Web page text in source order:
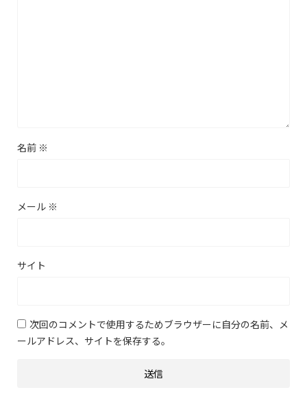
名前 ※
メール ※
サイト
次回のコメントで使用するためブラウザーに自分の名前、メ
ールアドレス、サイトを保存する。